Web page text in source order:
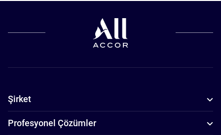
Şirket
Profesyonel Çözümler